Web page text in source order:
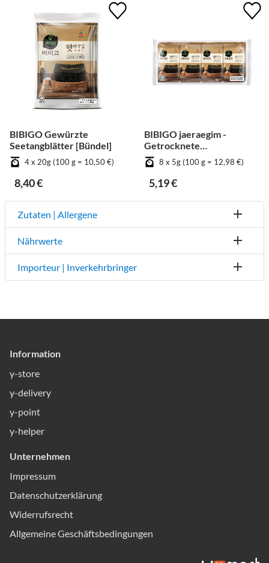
BIBIGO Gewürzte
Seetangblätter [Bündel]
4 x 20g (100 g = 10,50 €)
8,40 €
BIBIGO jaeraegim -
Getrocknete
Seetangblätter -
Geschnitten [Bündel]
8 x 5g (100 g = 12,98 €)
5,19 €
Zutaten | Allergene
Nährwerte
Importeur | Inverkehrbringer
Information
y-store
y-delivery
y-point
y-helper
Unternehmen
Impressum
Datenschutzerklärung
Widerrufsrecht
Allgemeine Geschäftsbedingungen